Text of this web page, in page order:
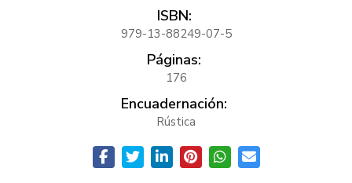
ISBN:
979-13-88249-07-5
Páginas:
176
Encuadernación:
Rústica